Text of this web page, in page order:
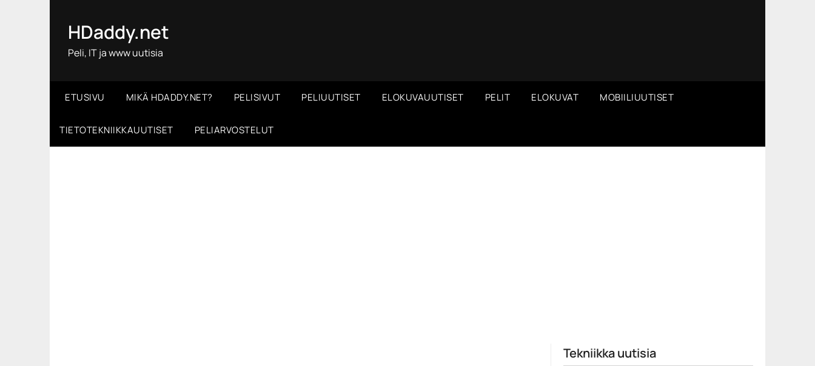
HDaddy.net
Peli, IT ja www uutisia
ETUSIVU MIKÄ HDADDY.NET? PELISIVUT PELIUUTISET ELOKUVAUUTISET PELIT ELOKUVAT MOBIILIUUTISET
TIETOTEKNIIKKAUUTISET PELIARVOSTELUT
Tekniikka uutisia